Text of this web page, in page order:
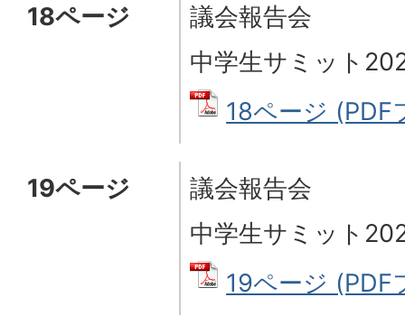
18ページ
議会報告会
中学生サミット
18ページ
19ページ
議会報告会
中学生サミット
19ページ